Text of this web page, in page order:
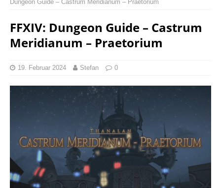
Dungeon Guide – Castrum Meridianum – Praetorium
FFXIV: Dungeon Guide – Castrum
Meridianum – Praetorium
19. Februar 2024 Stefan 0